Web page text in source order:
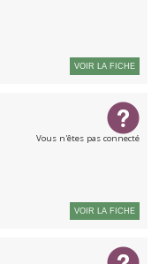
VOIR LA FICHE
Vous n'êtes pas connecté
VOIR LA FICHE